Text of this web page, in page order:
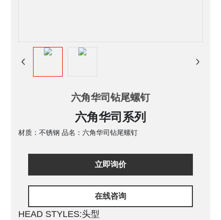
六角华司钻尾螺钉
六角华司系列
材质：不锈钢 品名：六角华司钻尾螺钉
立即询价
在线咨询
HEAD STYLES:头型